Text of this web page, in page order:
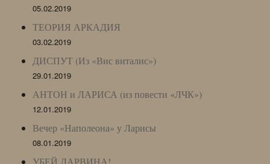
05.02.2019
ТЕОРИЯ АРКАДИЯ
03.02.2019
ДИСПУТ (Из «Вис виталис»)
29.01.2019
АНТОН и ЛАРИСА (из повести «ЛЧК»)
12.01.2019
Вечер «Наполеона» у Ларисы
08.01.2019
УБЕЙ ДАРВИНА!